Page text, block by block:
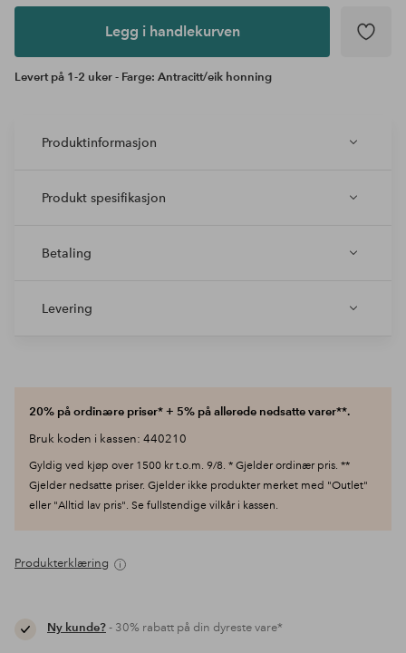
Legg i handlekurven
Levert på 1-2 uker - Farge: Antracitt/eik honning
Produktinformasjon
Produkt spesifikasjon
Betaling
Levering
20% på ordinære priser* + 5% på allerede nedsatte varer**.
Bruk koden i kassen: 440210
Gyldig ved kjøp over 1500 kr t.o.m. 9/8. * Gjelder ordinær pris. **
Gjelder nedsatte priser. Gjelder ikke produkter merket med "Outlet"
eller "Alltid lav pris". Se fullstendige vilkår i kassen.
Produkterklæring
Ny kunde?- 30% rabatt på din dyreste vare*